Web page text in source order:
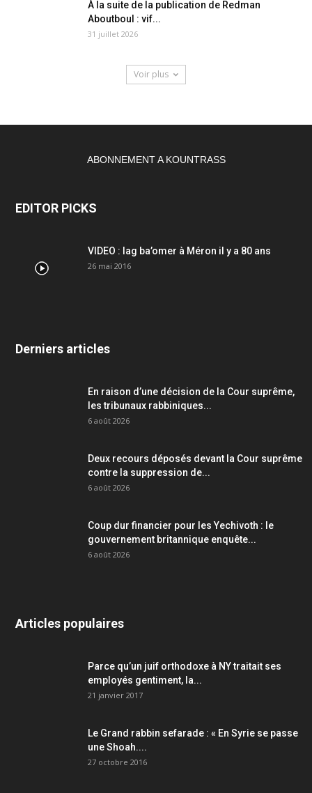
À la suite de la publication de Redman
Aboutboul : vif...
31 juillet 2026
Voir plus
ABONNEMENT A KOUNTRASS
EDITOR PICKS
VIDEO : lag ba’omer à Méron il y a 80 ans
26 mai 2016
Derniers articles
En raison d’une décision de la Cour suprême,
les tribunaux rabbiniques...
6 août 2026
Deux recours déposés devant la Cour suprême
contre la suppression de...
6 août 2026
Coup dur financier pour les Yechivoth : le
gouvernement britannique enquête...
6 août 2026
Articles populaires
Parce qu’un juif orthodoxe à NY traitait ses
employés gentiment, la...
21 janvier 2017
Le Grand rabbin sefarade : « En Syrie se passe
une Shoah....
27 octobre 2016